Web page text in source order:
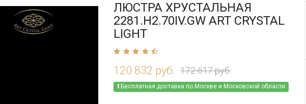
ЛЮСТРА ХРУСТАЛЬНАЯ
2281.H2.70IV.GW ART CRYSTAL
LIGHT
120 832 руб. 172 617 руб.
Бесплатная доставка по Москве и Московской области